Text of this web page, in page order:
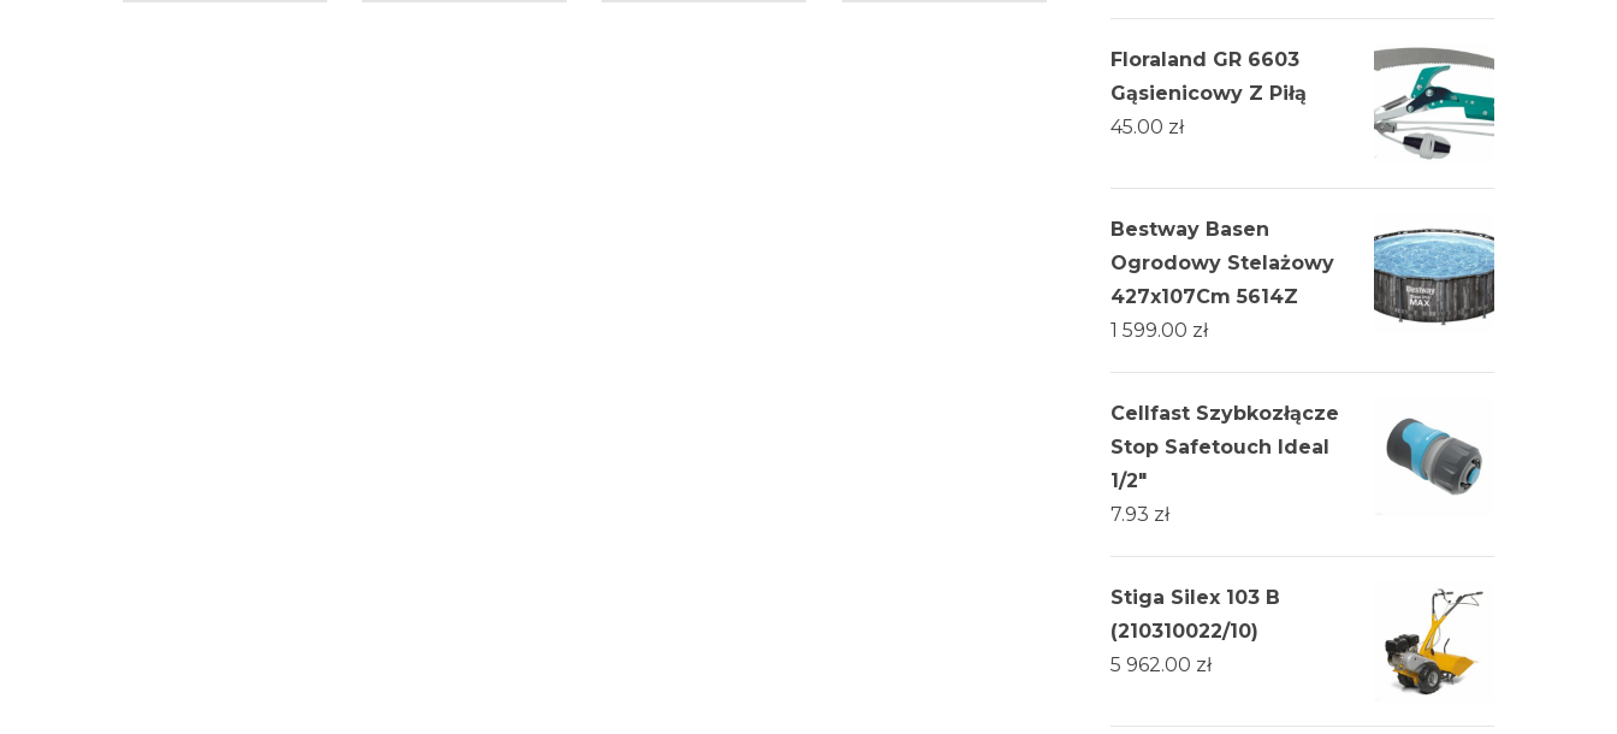
Floraland GR 6603
Gąsienicowy Z Piłą
45.00 zł
Bestway Basen
Ogrodowy Stelażowy
427x107Cm 5614Z
1 599.00 zł
Cellfast Szybkozłącze
Stop Safetouch Ideal
1/2"
7.93 zł
Stiga Silex 103 B
(210310022/10)
5 962.00 zł